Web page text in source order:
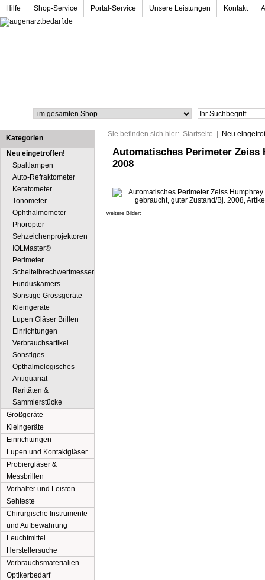
Hilfe Shop-Service Portal-Service Unsere Leistungen Kontakt
Sie befinden sich hier: Startseite Neu
Automatisches Perimeter Zeiss
2008
weitere Bilder:
Kategorien
Neu eingetroffen!
Spaltlampen
Auto-Refraktometer
Keratometer
Tonometer
Ophthalmometer
Phoropter
Sehzeichenprojektoren
IOLMaster®
Perimeter
Scheitelbrechwertmesser
Funduskamers
Sonstige Grossgeräte
Kleingeräte
Lupen Gläser Brillen
Einrichtungen
Verbrauchsartikel
Sonstiges
Opthalmologisches
Antiquariat
Raritäten &
Sammlerstücke
Großgeräte
Kleingeräte
Einrichtungen
Lupen und Kontaktgläser
Probiergläser &
Messbrillen
Vorhalter und Leisten
Sehteste
Chirurgische Instrumente
und Aufbewahrung
Leuchtmittel
Herstellersuche
Verbrauchsmaterialien
Optikerbedarf